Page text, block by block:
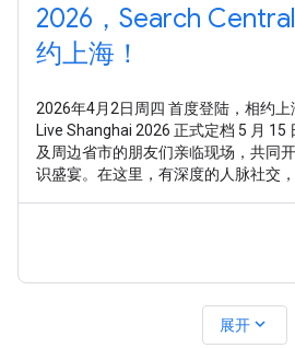
2026，Search
约上海！
2026年4月2日周四 首度登陆，相约上
Live Shanghai 2026 正式定档 5 月 15
及周边省市的朋友们亲临现场，共同
识盛宴。在这里，有深度的人脉社交
展开 expand_more